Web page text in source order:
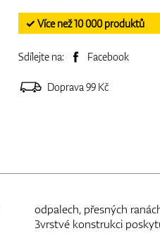
✓ Více než 10 000 produktů
Sdílejte na: Facebook
Doprava 99 Kč
odpalech, přesných
3vrstvé konstrukci